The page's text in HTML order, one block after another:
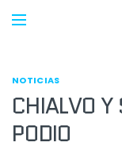
NOTICIAS
CHIALVO Y
PODIO